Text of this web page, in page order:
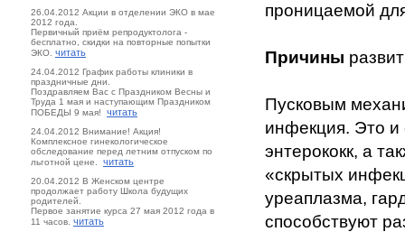
26.04.2012 Акции в отделении ЭКО в мае
2012 года.
Первичный приём репродуктолога -
бесплатно, скидки на повторные попытки
ЭКО. читать
24.04.2012 График работы клиники в
праздничные дни.
Поздравляем Вас с Праздником Весны и
Труда 1 мая и наступающим Праздником
ПОБЕДЫ 9 мая! читать
24.04.2012 Внимание! Акция!
Комплексное гинекологическое
обследование перед летним отпуском по
льготной цене. читать
20.04.2012 В Женском центре
продолжает работу Школа будущих
родителей.
Первое занятие курса 27 мая 2012 года в
11 часов. читать
проницаемой
Причины
Пусковым
инфекция. Это и
энтерококк, а
«скрытых
уреаплазма,
способствуют